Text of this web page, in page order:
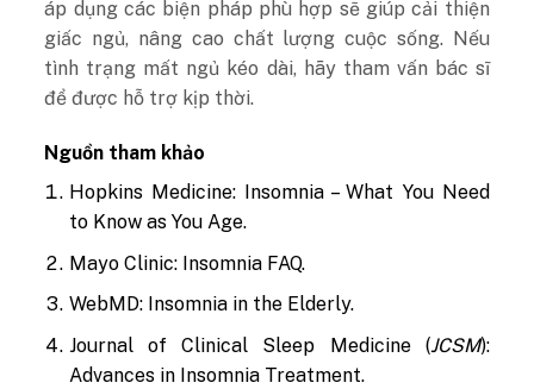
áp dụng các biện pháp phù hợp sẽ giúp cải thiện
giấc ngủ, nâng cao chất lượng cuộc sống. Nếu
tình trạng mất ngủ kéo dài, hãy tham vấn bác sĩ
để được hỗ trợ kịp thời.
Nguồn tham khảo
Hopkins Medicine: Insomnia – What You Need
to Know as You Age.
Mayo Clinic: Insomnia FAQ.
WebMD: Insomnia in the Elderly.
Journal of Clinical Sleep Medicine (JCSM):
Advances in Insomnia Treatment.